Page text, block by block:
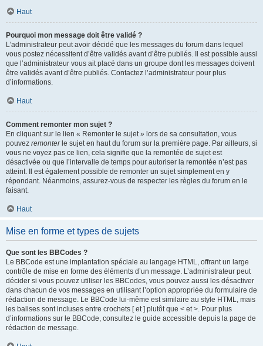
Haut
Pourquoi mon message doit être validé ?
L’administrateur peut avoir décidé que les messages du forum dans lequel
vous postez nécessitent d’être validés avant d’être publiés. Il est possible aussi
que l’administrateur vous ait placé dans un groupe dont les messages doivent
être validés avant d’être publiés. Contactez l’administrateur pour plus
d’informations.
Haut
Comment remonter mon sujet ?
En cliquant sur le lien « Remonter le sujet » lors de sa consultation, vous
pouvez remonterle sujet en haut du forum sur la première page. Par ailleurs, si
vous ne voyez pas ce lien, cela signifie que la remontée de sujet est
désactivée ou que l’intervalle de temps pour autoriser la remontée n’est pas
atteint. Il est également possible de remonter un sujet simplement en y
répondant. Néanmoins, assurez-vous de respecter les règles du forum en le
faisant.
Haut
Mise en forme et types de sujets
Que sont les BBCodes ?
Le BBCode est une implantation spéciale au langage HTML, offrant un large
contrôle de mise en forme des éléments d’un message. L’administrateur peut
décider si vous pouvez utiliser les BBCodes, vous pouvez aussi les désactiver
dans chacun de vos messages en utilisant l’option appropriée du formulaire de
rédaction de message. Le BBCode lui-même est similaire au style HTML, mais
les balises sont incluses entre crochets [ et ] plutôt que < et >. Pour plus
d’informations sur le BBCode, consultez le guide accessible depuis la page de
rédaction de message.